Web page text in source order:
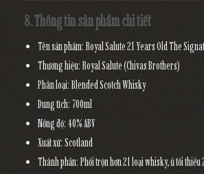
8. Thông tin sản phẩm chi tiết
Tên sản phẩm: Royal Salute 21 Years Old The
Thương hiệu: Royal Salute (Chivas Brothers)
Phân loại: Blended Scotch Whisky
Dung tích: 700ml
Nồng độ: 40% ABV
Xuất xứ: Scotland
Thành phần: Phối trộn hơn 21 loại whisky, ủ tối thiểu